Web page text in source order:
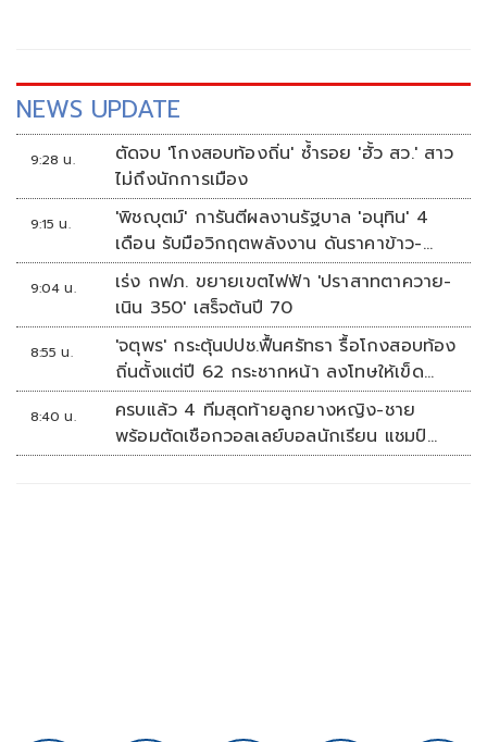
NEWS UPDATE
9:28 น.
ตัดจบ 'โกงสอบท้องถิ่น' ซ้ำรอย 'ฮั้ว สว.' สาว
ไม่ถึงนักการเมือง
9:15 น.
'พิชญุตม์' การันตีผลงานรัฐบาล 'อนุทิน' 4
เดือน รับมือวิกฤตพลังงาน ดันราคาข้าว-
ยาง-ปาล์ม พุ่งต่อเนื่อง พร้อมอัดมาตรการ
ช่วยลดต้นทุน-ขยายตลาดโลก
9:04 น.
เร่ง กฟภ. ขยายเขตไฟฟ้า 'ปราสาทตาควาย-
เนิน 350' เสร็จต้นปี 70
8:55 น.
'จตุพร' กระตุ้นปปช.ฟื้นศรัทธา รื้อโกงสอบท้อง
ถิ่นตั้งแต่ปี 62 กระชากหน้า ลงโทษให้เข็ด
หลาบ
8:40 น.
ครบแล้ว 4 ทีมสุดท้ายลูกยางหญิง-ชาย
พร้อมตัดเชือกวอลเลย์บอลนักเรียน แชมป์
กีฬา '7HD 2026'